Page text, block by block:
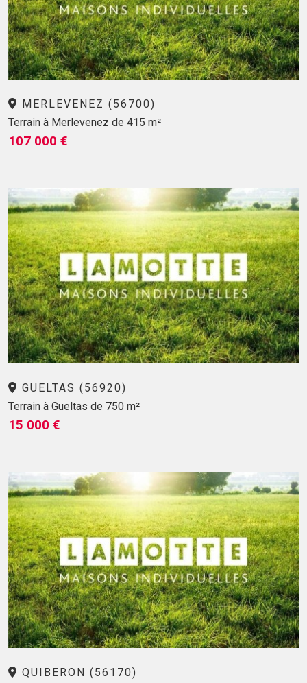
MERLEVENEZ (56700)
Terrain à Merlevenez de 415 m²
107 000 €
GUELTAS (56920)
Terrain à Gueltas de 750 m²
15 000 €
QUIBERON (56170)